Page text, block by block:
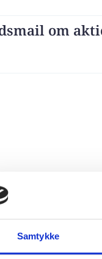
Samtykke
om